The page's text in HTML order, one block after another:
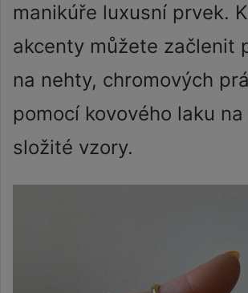
manikúře luxusní prvek.
akcenty můžete začlenit
na nehty, chromových
pomocí kovového laku
složité vzory.